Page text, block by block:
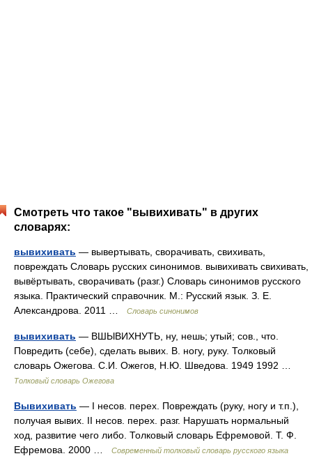
Смотреть что такое "вывихивать" в других
словарях:
вывихивать — вывертывать, сворачивать, свихивать,
повреждать Словарь русских синонимов. вывихивать свихивать,
вывёртывать, сворачивать (разг.) Словарь синонимов русского
языка. Практический справочник. М.: Русский язык. З. Е.
Александрова. 2011 …
Словарь синонимов
вывихивать — ВШЫВИХНУТЬ, ну, нешь; утый; сов., что.
Повредить (себе), сделать вывих. В. ногу, руку. Толковый
словарь Ожегова. С.И. Ожегов, Н.Ю. Шведова. 1949 1992 …
Толковый словарь Ожегова
Вывихивать — I несов. перех. Повреждать (руку, ногу и т.п.),
получая вывих. II несов. перех. разг. Нарушать нормальный
ход, развитие чего либо. Толковый словарь Ефремовой. Т. Ф.
Ефремова. 2000 …
Современный толковый словарь русского языка